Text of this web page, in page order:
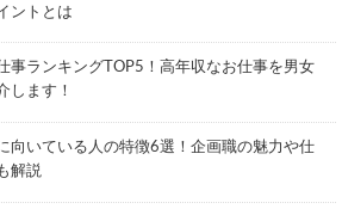
ントとは
事ランキングTOP5！高年収なお仕事を男女
します！
向いている人の特徴6選！企画職の魅力や仕
解説